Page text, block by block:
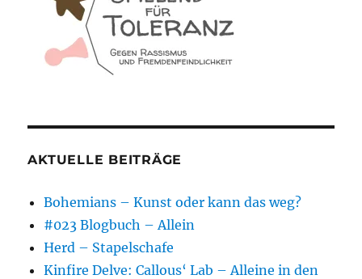
AKTUELLE BEITRÄGE
Bohemians – Kunst oder kann das weg?
#023 Blogbuch – Allein
Herd – Stapelschafe
Kinfire Delve: Callous‘ Lab – Alleine in den